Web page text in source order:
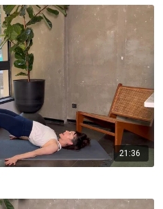
21:36